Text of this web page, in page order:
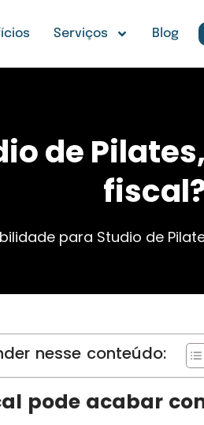
Serviços Blog
de
para Studio de
nesse conteúdo:
pode acabar